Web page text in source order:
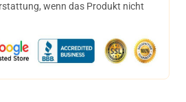
wenn das Produkt nicht